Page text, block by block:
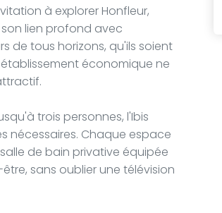
à explorer Honfleur,
lien profond avec
de tous horizons, qu'ils soient
économique ne
trois personnes, l'Ibis
nécessaires. Chaque espace
de bain privative équipée
sans oublier une télévision